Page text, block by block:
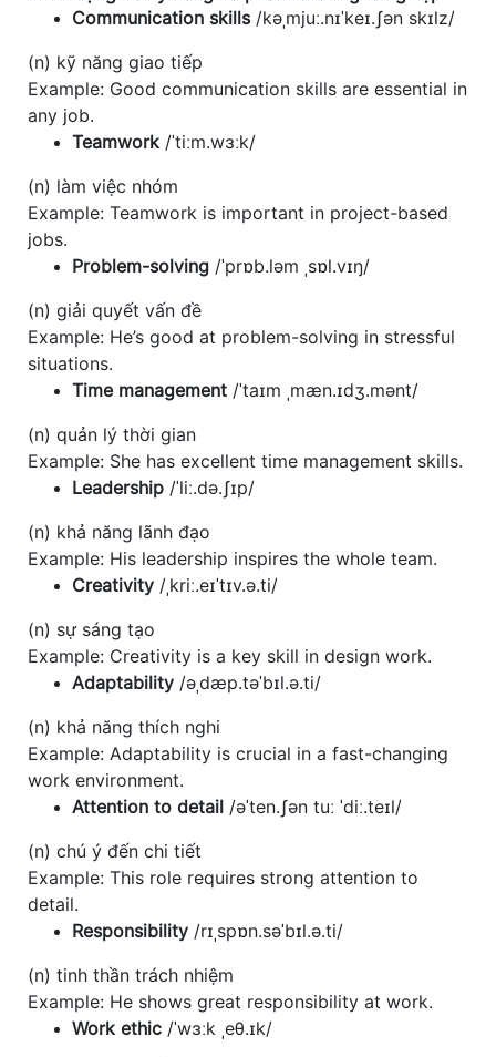
Communication skills/kəˌmjuː.nɪˈkeɪ.ʃən skɪlz/
(n) kỹ năng giao tiếp
Example: Good communication skills are essential in
any job.
Teamwork /ˈtiːm.wɜːk/
(n) làm việc nhóm
Example: Teamwork is important in project-based
jobs.
Problem-solving /ˈprɒb.ləm ˌsɒl.vɪŋ/
(n) giải quyết vấn đề
Example: He’s good at problem-solving in stressful
situations.
Time management /ˈtaɪm ˌmæn.ɪdʒ.mənt/
(n) quản lý thời gian
Example: She has excellent time management skills.
Leadership /ˈliː.də.ʃɪp/
(n) khả năng lãnh đạo
Example: His leadership inspires the whole team.
Creativity /ˌkriː.eɪˈtɪv.ə.ti/
(n) sự sáng tạo
Example: Creativity is a key skill in design work.
Adaptability /əˌdæp.təˈbɪl.ə.ti/
(n) khả năng thích nghi
Example: Adaptability is crucial in a fast-changing
work environment.
Attention to detail /əˈten.ʃən tuː ˈdiː.teɪl/
(n) chú ý đến chi tiết
Example: This role requires strong attention to
detail.
Responsibility /rɪˌspɒn.səˈbɪl.ə.ti/
(n) tinh thần trách nhiệm
Example: He shows great responsibility at work.
Work ethic /ˈwɜːk ˌeθ.ɪk/